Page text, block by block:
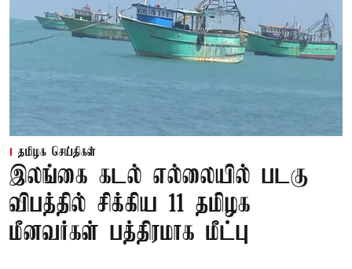
தமிழக செய்திகள்
இலங்கை கடல் எல்லையில் படகு
விபத்தில் சிக்கிய 11 தமிழக
மீனவர்கள் பத்திரமாக மீட்பு